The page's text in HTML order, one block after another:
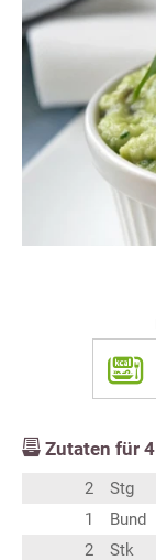
Zutaten für 4
2 Stg
1
Bund
2
Stk